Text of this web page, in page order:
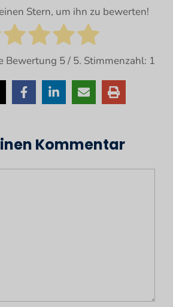
Stern, um ihn zu bewerten!
Bewertung 5/ 5. Stimmenzahl: 1
Kommentar